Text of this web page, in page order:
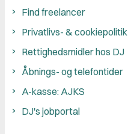
Find freelancer
Privatlivs- & cookiepolitik
Rettighedsmidler hos DJ
Åbnings- og telefontider
A-kasse: AJKS
DJ's jobportal